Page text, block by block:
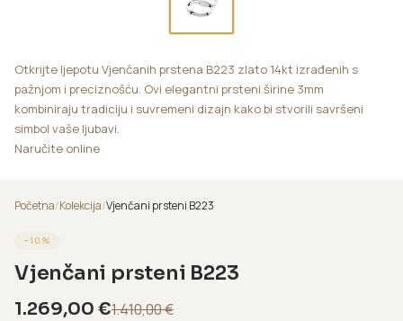
Otkrijte ljepotu Vjenčanih prstena B223 zlato 14kt izrađenih s
pažnjom i preciznošću. Ovi elegantni prsteni širine 3mm
kombiniraju tradiciju i suvremeni dizajn kako bi stvorili savršeni
simbol vaše ljubavi.
Naručite online
Početna/Kolekcija/Vjenčani prsteni B223
− 10 %
Vjenčani prsteni B223
1.269,00 €1.410,00€